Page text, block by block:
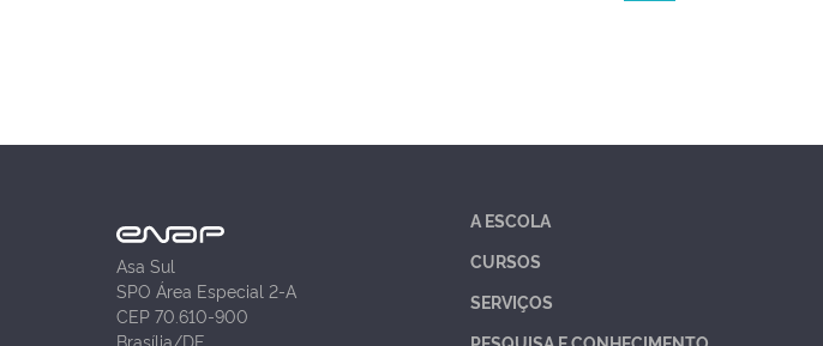
Asa Sul
SPO Área Especial 2-A
CEP 70.610-900
Brasília/DF
A ESCOLA
CURSOS
SERVIÇOS